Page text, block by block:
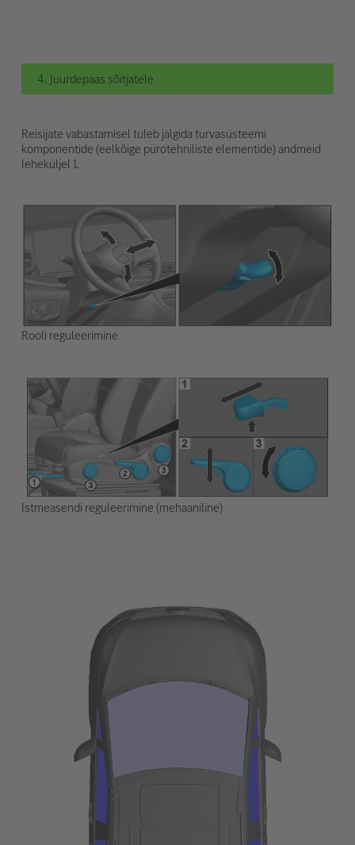
4. Juurdepääs sõitjatele
Reisijate vabastamisel tuleb jälgida turvasüsteemi
komponentide (eelkõige pürotehniliste elementide) andmeid
leheküljel 1.
Rooli reguleerimine
Istmeasendi reguleerimine (mehaaniline)